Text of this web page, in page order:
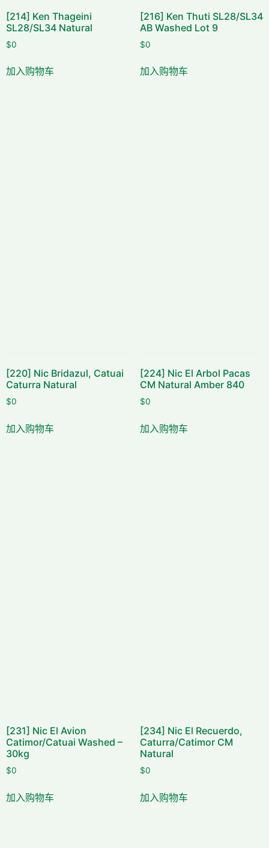
[214] Ken Thageini
SL28/SL34 Natural
$0
加入购物车
[216] Ken Thuti SL28/SL34
AB Washed Lot 9
$0
加入购物车
[220] Nic Bridazul, Catuai
Caturra Natural
$0
加入购物车
[224] Nic El Arbol Pacas
CM Natural Amber 840
$0
加入购物车
[231] Nic El Avion
Catimor/Catuai Washed –
30kg
$0
加入购物车
[234] Nic El Recuerdo,
Caturra/Catimor CM
Natural
$0
加入购物车